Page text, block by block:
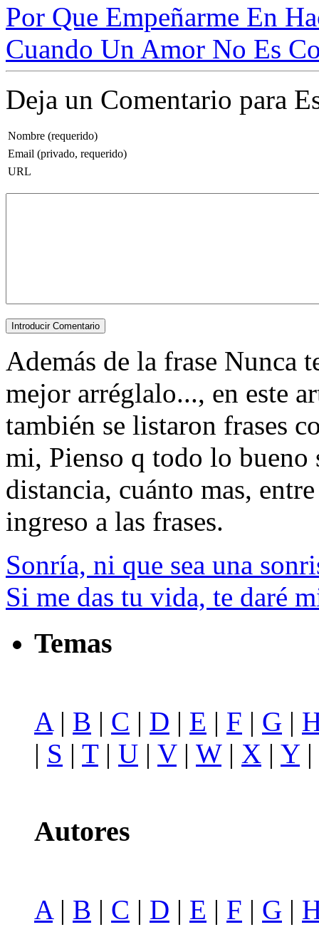
Por Que Empeñarme En
Cuando Un Amor No Es
Deja un Comentario para
Nombre (requerido)
Email (privado, requerido)
URL
Además de la frase Nunca
mejor arréglalo..., en este
también se listaron frases
mi, Pienso q todo lo bueno
distancia, cuánto mas,
ingreso a las frases.
Sonría, ni que sea una
Si me das tu vida, te daré
Temas
A | B | C | D | E | F | G |
| S | T| U | V| W| X | Y|
Autores
A| B | C | D | E | F | G |